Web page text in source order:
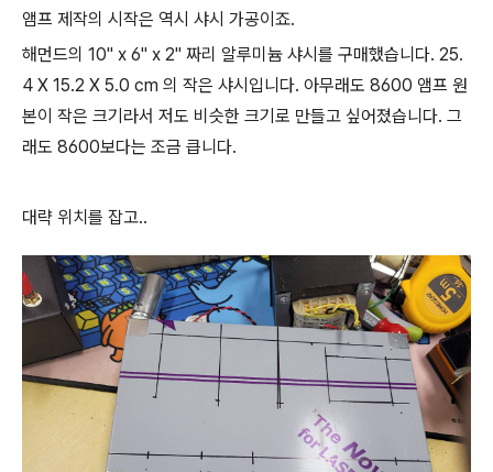
앰프 제작의 시작은 역시 샤시 가공이죠.
해먼드의 10" x 6" x 2" 짜리 알루미늄 샤시를 구매했습니다. 25.
4 X 15.2 X 5.0 cm 의 작은 샤시입니다. 아무래도 8600 앰프 원
본이 작은 크기라서 저도 비슷한 크기로 만들고 싶어졌습니다. 그
래도 8600보다는 조금 큽니다.
대략 위치를 잡고..